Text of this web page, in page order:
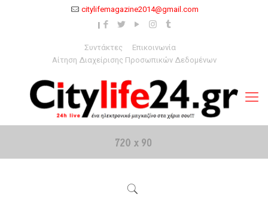
citylifemagazine2014@gmail.com
Συντάκτες
Επικοινωνία
Αίτηση Διαχείρισης Προσωπικών Δεδομένων